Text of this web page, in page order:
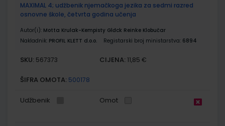
MAXIMAL 4; udžbenik njemačkoga jezika za sedmi razred
osnovne škole, četvrta godina učenja
Autor(i): Motta Krulak-Kempisty Glđck Reinke Klobučar
Nakladnik: PROFIL KLETT d.o.o. Registarski broj ministarstva: 6894
SKU: 567373 CIJENA: 11,85 €
ŠIFRA OMOTA: 500178
Udžbenik Omot